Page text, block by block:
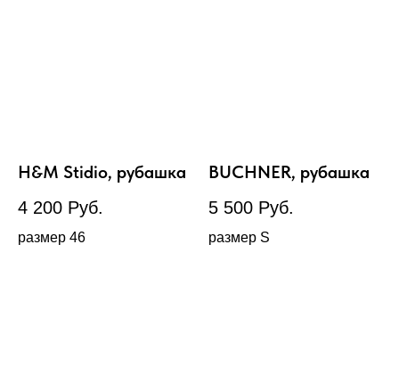
H&M Stidio, рубашка
4 200 Руб.
размер 46
BUCHNER, рубашка
5 500 Руб.
размер S